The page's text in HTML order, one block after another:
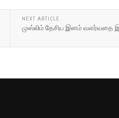
NEXT ARTICLE
முஸ்லிம் தேசிய இனம் வளர்வதை